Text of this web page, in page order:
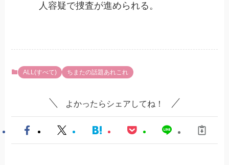
人容疑で捜査が進められる。
ALL(すべて) ちまたの話題あれこれ
よかったらシェアしてね！